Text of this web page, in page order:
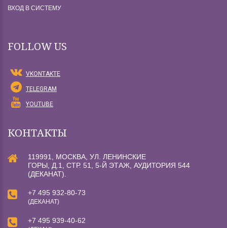
ВХОД В СИСТЕМУ
FOLLOW US
VKONTAKTE
TELEGRAM
YOUTUBE
КОНТАКТЫ
119991, МОСКВА, УЛ. ЛЕНИНСКИЕ
ГОРЫ, Д.1, СТР. 51, 5-Й ЭТАЖ, АУДИТОРИЯ 544
(ДЕКАНАТ).
+7 495 932-80-73
(ДЕКАНАТ)
+7 495 939-40-62